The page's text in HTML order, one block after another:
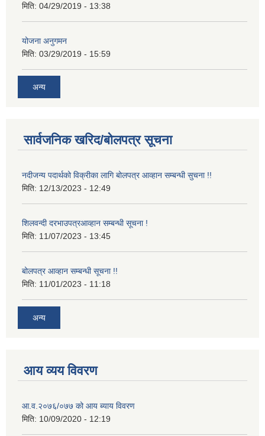
मिति: 04/29/2019 - 13:38
योजना अनुगमन
मिति: 03/29/2019 - 15:59
अन्य
सार्वजनिक खरिद/बोलपत्र सूचना
नदीजन्य पदार्थको विक्रीका लागि बोलपत्र आव्हान सम्बन्धी सुचना !!
मिति: 12/13/2023 - 12:49
शिलवन्दी दरभाउपत्रआव्हान सम्बन्धी सूचना !
मिति: 11/07/2023 - 13:45
बोलपत्र आव्हान सम्बन्धी सूचना !!
मिति: 11/01/2023 - 11:18
अन्य
आय व्यय विवरण
आ.व.२०७६/०७७ को आय ब्याय विवरण
मिति: 10/09/2020 - 12:19